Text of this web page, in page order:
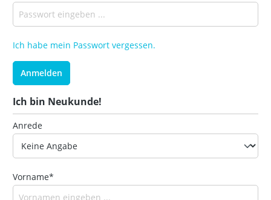
Ich habe mein Passwort vergessen.
Anmelden
Ich bin Neukunde!
Anrede
Vorname*